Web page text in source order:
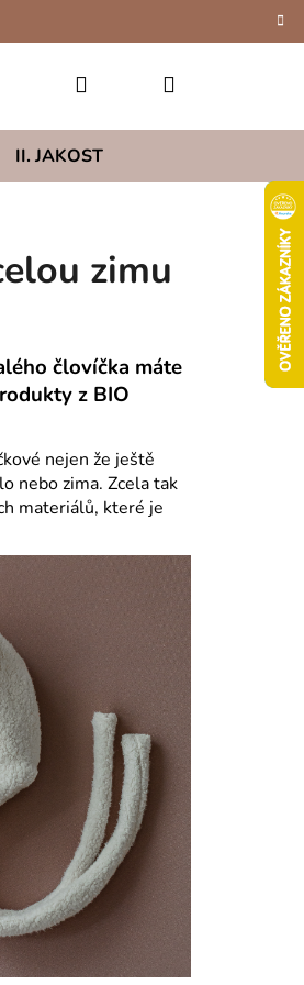
II. JAKOST
PřihlášeníNákupní
zimu
človíčka máte
z BIO
nejen že ještě
nebo zima. Zcela tak
materiálů, které je